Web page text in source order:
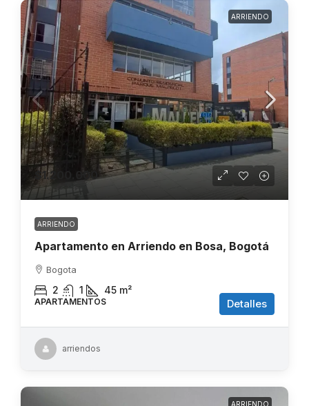
ARRIENDO
$1.200.000
ARRIENDO
Apartamento en Arriendo en Bosa, Bogotá
Bogota
2 1 45 m²
APARTAMENTOS Detalles
arriendos
ARRIENDO